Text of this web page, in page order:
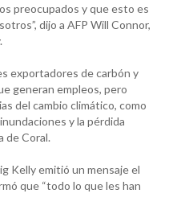
preocupados y que esto es
dijo a AFP Will Connor,
exportadores de carbón y
generan empleos, pero
del cambio climático, como
y la pérdida
de Coral.
Kelly emitió un mensaje el
que “todo lo que les han